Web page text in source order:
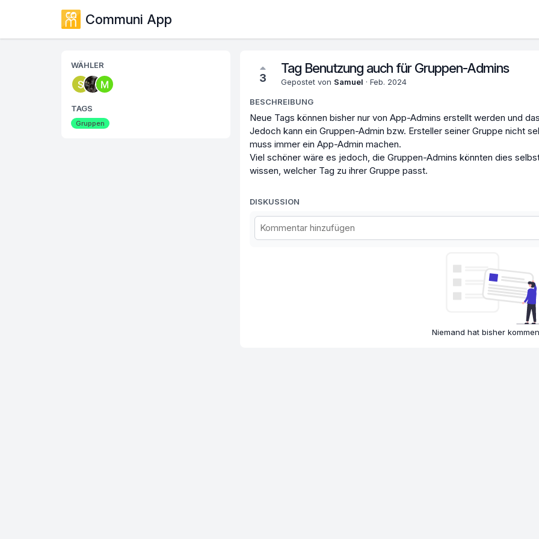
Communi App
3
Tag Benutzung auch für Gruppen-Admins
Gepostet von Samuel · Feb. 2024
BESCHREIBUNG
Neue Tags können bisher nur von App-Admins erstellt werden und
Jedoch kann ein Gruppen-Admin bzw. Ersteller seiner Gruppe nicht
muss immer ein App-Admin machen.
Viel schöner wäre es jedoch, die Gruppen-Admins könnten dies
wissen, welcher Tag zu ihrer Gruppe passt.
DISKUSSION
Niemand hat bisher
WÄHLER
TAGS
Gruppen